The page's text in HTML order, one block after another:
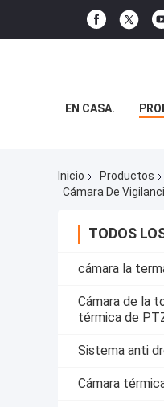
EN CASA.
Inicio Productos
Cámara De
TODOS
cámara la
Cámara de la
térmica de
Sistema anti
Cámara